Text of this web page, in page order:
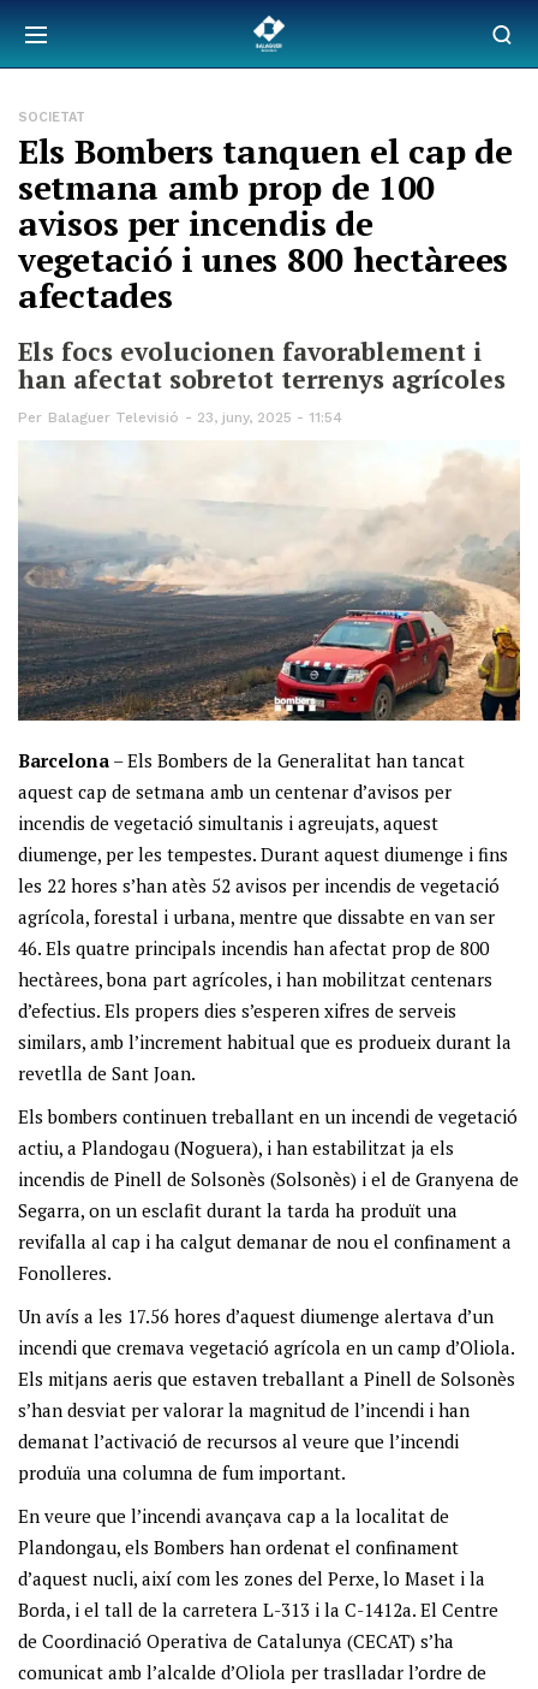
SOCIETAT
Els Bombers tanquen el cap de
setmana amb prop de 100
avisos per incendis de
vegetació i unes 800 hectàrees
afectades
Els focs evolucionen favorablement i
han afectat sobretot terrenys agrícoles
Per Balaguer Televisió 23, juny, 2025 - 11:54
Barcelona – Els Bombers de la Generalitat han tancat
aquest cap de setmana amb un centenar d’avisos per
incendis de vegetació simultanis i agreujats, aquest
diumenge, per les tempestes. Durant aquest diumenge i fins
les 22 hores s’han atès 52 avisos per incendis de vegetació
agrícola, forestal i urbana, mentre que dissabte en van ser
46. Els quatre principals incendis han afectat prop de 800
hectàrees, bona part agrícoles, i han mobilitzat centenars
d’efectius. Els propers dies s’esperen xifres de serveis
similars, amb l’increment habitual que es produeix durant la
revetlla de Sant Joan.
Els bombers continuen treballant en un incendi de vegetació
actiu, a Plandogau (Noguera), i han estabilitzat ja els
incendis de Pinell de Solsonès (Solsonès) i el de Granyena de
Segarra, on un esclafit durant la tarda ha produït una
revifalla al cap i ha calgut demanar de nou el confinament a
Fonolleres.
Un avís a les 17.56 hores d’aquest diumenge alertava d’un
incendi que cremava vegetació agrícola en un camp d’Oliola.
Els mitjans aeris que estaven treballant a Pinell de Solsonès
s’han desviat per valorar la magnitud de l’incendi i han
demanat l’activació de recursos al veure que l’incendi
produïa una columna de fum important.
En veure que l’incendi avançava cap a la localitat de
Plandongau, els Bombers han ordenat el confinament
d’aquest nucli, així com les zones del Perxe, lo Maset i la
Borda, i el tall de la carretera L-313 i la C-1412a. El Centre
de Coordinació Operativa de Catalunya (CECAT) s’ha
comunicat amb l’alcalde d’Oliola per traslladar l’ordre de